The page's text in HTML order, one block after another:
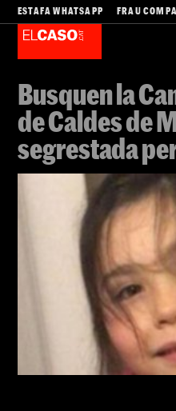
ESTAFA WHATSAPP FRAU
Busquen la
de Caldes de
segrestada